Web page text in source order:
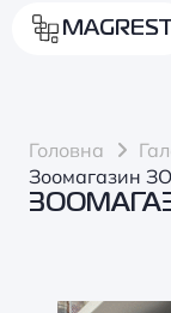
MAGREST
Головна
Зоомагазин